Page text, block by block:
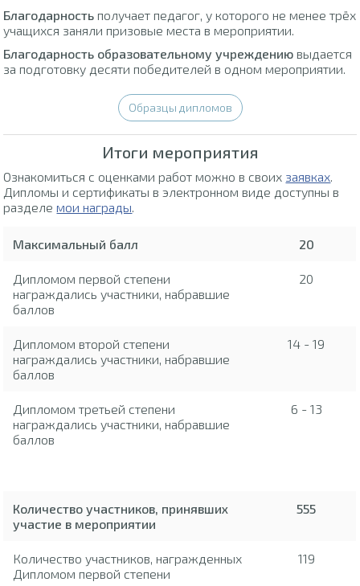
Благодарность получает педагог, у которого не менее трёх
учащихся заняли призовые места в мероприятии.
Благодарность образовательному учреждению выдается
за подготовку десяти победителей в одном мероприятии.
Образцы дипломов
Итоги мероприятия
Ознакомиться с оценками работ можно в своих заявках.
Дипломы и сертификаты в электронном виде доступны в
разделемои награды.
Максимальный балл 20
Дипломом первой степени
награждались участники, набравшие
баллов
20
Дипломом второй степени
награждались участники, набравшие
баллов
14 - 19
Дипломом третьей степени
награждались участники, набравшие
баллов
6 - 13
Количество участников, принявших
участие в мероприятии
555
Количество участников, награжденных
Дипломом первой степени
119